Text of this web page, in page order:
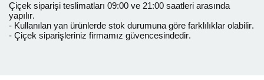
Çiçek siparişi teslimatları 09:00 ve 21:00 saatleri arasında
yapılır.
- Kullanılan yan ürünlerde stok durumuna göre farklılıklar olabilir.
- Çiçek siparişleriniz firmamız güvencesindedir.